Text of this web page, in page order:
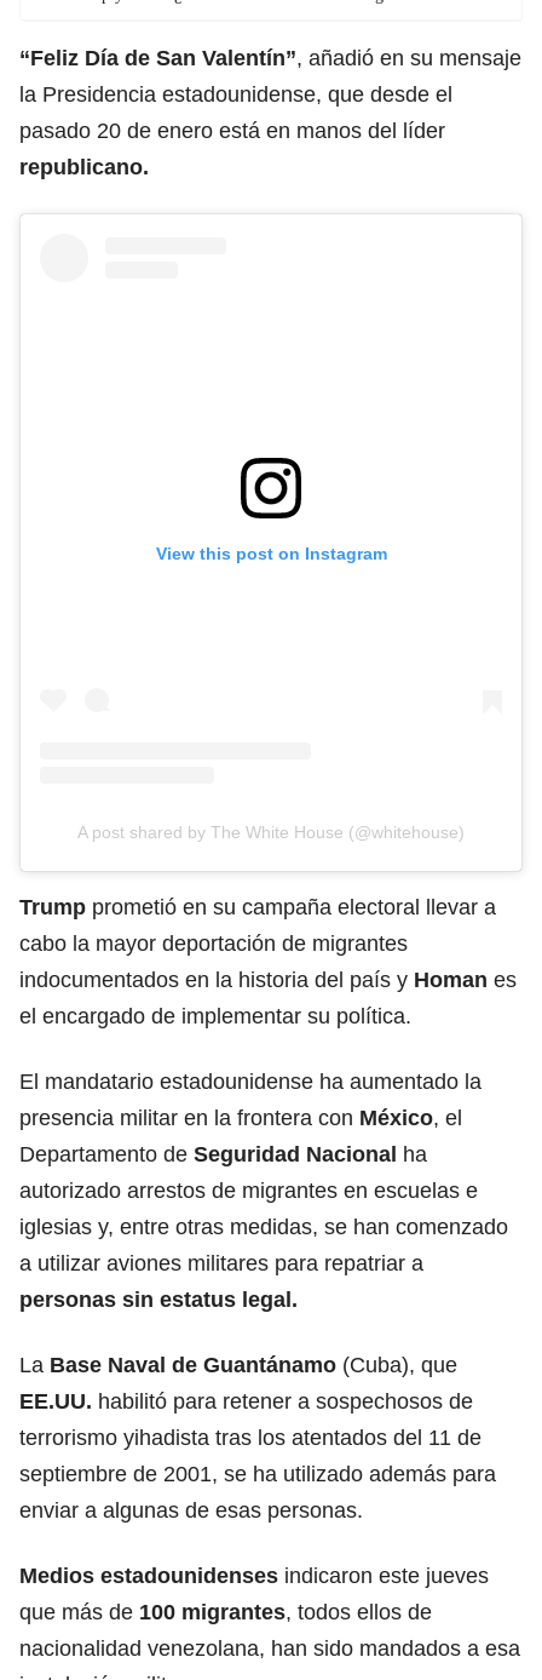
“Feliz Día de San Valentín”, añadió en su mensaje
la Presidencia estadounidense, que desde el
pasado 20 de enero está en manos del líder
republicano.
View this post on Instagram
A post shared by The White House (@whitehouse)
Trump prometió en su campaña electoral llevar a
cabo la mayor deportación de migrantes
indocumentados en la historia del país y Homan es
el encargado de implementar su política.
El mandatario estadounidense ha aumentado la
presencia militar en la frontera con México, el
Departamento de Seguridad Nacional ha
autorizado arrestos de migrantes en escuelas e
iglesias y, entre otras medidas, se han comenzado
a utilizar aviones militares para repatriar a
personas sin estatus legal.
La Base Naval de Guantánamo (Cuba), que
EE.UU. habilitó para retener a sospechosos de
terrorismo yihadista tras los atentados del 11 de
septiembre de 2001, se ha utilizado además para
enviar a algunas de esas personas.
Medios estadounidenses indicaron este jueves
que más de 100 migrantes, todos ellos de
nacionalidad venezolana, han sido mandados a esa